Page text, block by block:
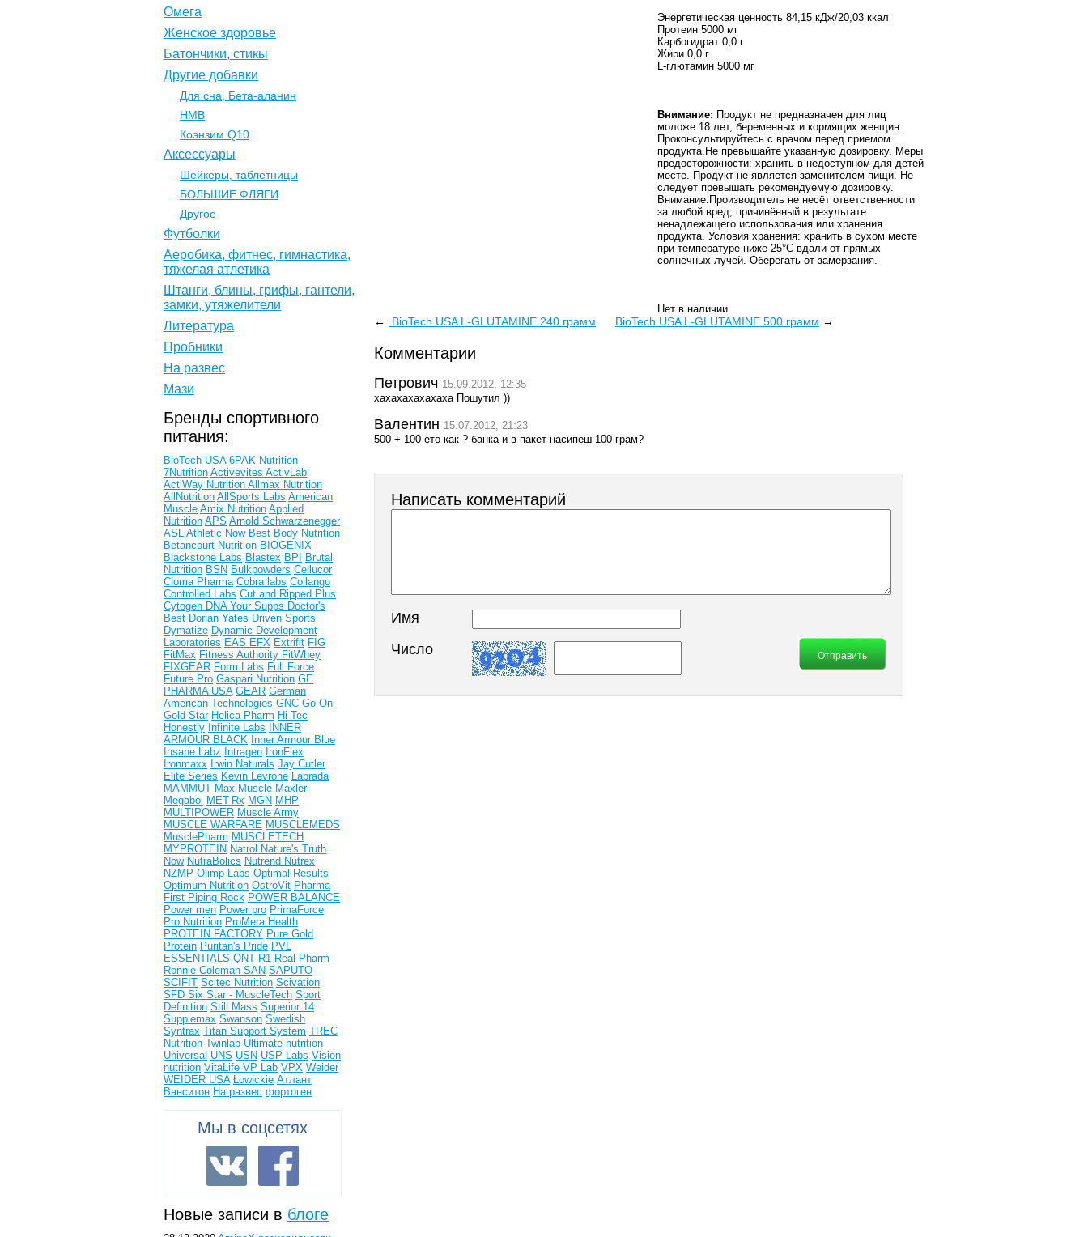
Энергетическая ценность 84,15 кДж/20,03 ккал
Протеин 5000 мг
Карбогидрат 0,0 г
Жири 0,0 г
L-глютамин 5000 мг
Внимание: Продукт не предназначен для лиц
моложе 18 лет, беременных и кормящих женщин.
Проконсультируйтесь с врачом перед приемом
продукта.Не превышайте указанную дозировку. Меры
предосторожности: хранить в недоступном для детей
месте. Продукт не является заменителем пищи. Не
следует превышать рекомендуемую дозировку.
Внимание:Производитель не несёт ответственности
за любой вред, причинённый в результате
ненадлежащего использования или хранения
продукта. Условия хранения: хранить в сухом месте
при температуре ниже 25°C вдали от прямых
солнечных лучей. Оберегать от замерзания.
Нет в наличии
← BioTech USA L-GLUTAMINE 240 грамм BioTech USA L-GLUTAMINE 500 грамм →
Комментарии
Петрович 15.09.2012, 12:35
хахахахахахаха Пошутил ))
Валентин 15.07.2012, 21:23
500 + 100 ето как ? банка и в пакет насипеш 100 грам?
Написать комментарий
Имя
Число
Омега
Женское здоровье
Батончики, стикы
Другие добавки
Для сна, Бета-аланин
НМВ
Коэнзим Q10
Аксессуары
Шейкеры, таблетницы
БОЛЬШИЕ ФЛЯГИ
Другое
Футболки
Аеробика, фитнес, гимнастика,
тяжелая атлетика
Штанги, блины, грифы, гантели,
замки, утяжелители
Литература
Пробники
На развес
Мази
Бренды спортивного
питания:
BioTech USA 6PAK Nutrition
7Nutrition Activevites ActivLab
ActiWay Nutrition Allmax Nutrition
AllNutrition AllSports Labs American
Muscle Amix Nutrition Applied
Nutrition APS Arnold Schwarzenegger
ASL Athletic Now Best Body Nutrition
Betancourt Nutrition BIOGENIX
Blackstone Labs Blastex BPI
Brutal
Nutrition BSN Bulkpowders Cellucor
Cloma Pharma Cobra labs Collango
Controlled Labs Cut and Ripped Plus
Cytogen DNA Your Supps Doctor's
Best Dorian Yates Driven Sports
Dymatize Dynamic Development
Laboratories EAS EFX Extrifit FIG
FitMax Fitness Authority FitWhey
FIXGEAR Form Labs Full Force
Future Pro Gaspari Nutrition GE
PHARMA USA GEAR German
American Technologies GNC Go On
Gold Star Helica Pharm Hi-Tec
Honestly Infinite Labs
INNER
ARMOUR BLACK Inner Armour Blue
Insane Labz Intragen IronFlex
Ironmaxx Irwin Naturals Jay Cutler
Elite Series Kevin Levrone Labrada
MAMMUT Max Muscle Maxler
Megabol MET-Rx MGN MHP
MULTIPOWER Muscle Army
MUSCLE WARFARE MUSCLEMEDS
MusclePharm MUSCLETECH
MYPROTEIN Natrol Nature's Truth
Now NutraBolics Nutrend Nutrex
NZMP Olimp Labs Optimal Results
Optimum Nutrition OstroVit Pharma
First Piping Rock POWER BALANCE
Power men Power pro PrimaForce
Pro Nutrition ProMera Health
PROTEIN FACTORY Pure Gold
Protein Puritan's Pride PVL
ESSENTIALS QNT R1 Real Pharm
Ronnie Coleman SAN SAPUTO
SCIFIT Scitec Nutrition Scivation
SFD Six Star - MuscleTech Sport
Definition Still Mass Superior 14
Supplemax Swanson Swedish
Syntrax Titan Support System TREC
Nutrition Twinlab Ultimate nutrition
Universal UNS USN USP Labs Vision
nutrition VitaLife VP Lab VPX Weider
WEIDER USA Łowickie Атлант
Ванситон На развес фортоген
Мы в соцсетях
Новые записи в блоге